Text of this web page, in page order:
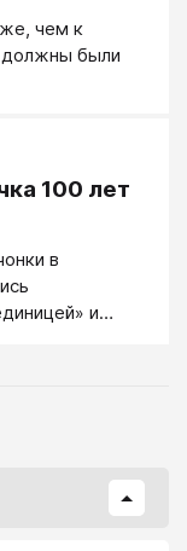
чем к
должны были
100 лет
в
и